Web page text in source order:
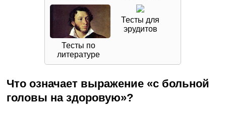
Тесты по
литературе
Тесты для
эрудитов
Что означает выражение «с больной
головы на здоровую»?